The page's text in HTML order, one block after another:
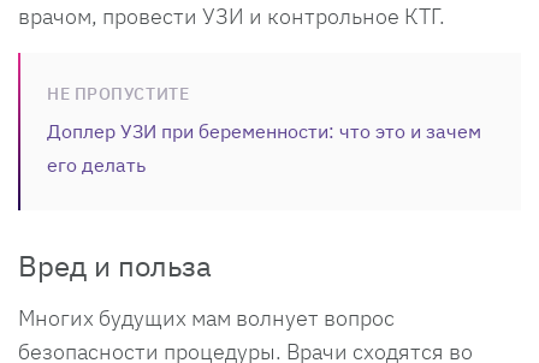
врачом, провести УЗИ и контрольное КТГ.
НЕ ПРОПУСТИТЕ
Доплер УЗИ при беременности: что это и зачем
его делать
Вред и польза
Многих будущих мам волнует вопрос
безопасности процедуры. Врачи сходятся во